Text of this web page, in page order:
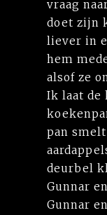
vraag
doet zijn
liever in
hem
alsof ze
Ik laat de
pan
deurbel
Gunnar
Gunnar